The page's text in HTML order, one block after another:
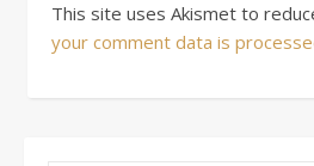
This site uses Akismet to
your comment data is